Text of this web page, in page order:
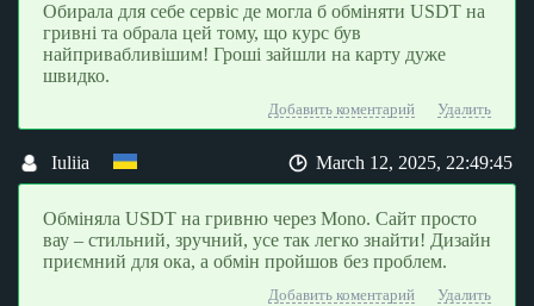
Обирала для себе сервіс де могла б обміняти USDT на
гривні та обрала цей тому, що курс був
найпривабливішим! Гроші зайшли на карту дуже
швидко.
Добавить коментарий Удалить
Iuliia March 12, 2025, 22:49:45
Обміняла USDT на гривню через Mono. Сайт просто
вау – стильний, зручний, усе так легко знайти! Дизайн
приємний для ока, а обмін пройшов без проблем.
Добавить коментарий Удалить